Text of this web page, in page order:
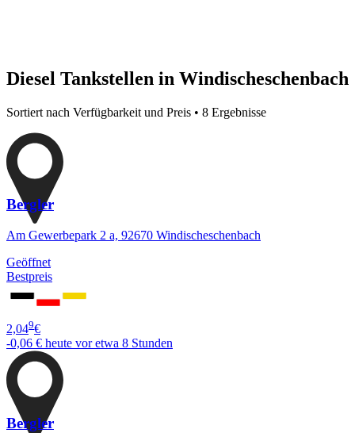
Diesel Tankstellen in Windischeschenbach
Sortiert nach Verfügbarkeit und Preis • 8 Ergebnisse
Bergler
Am Gewerbepark 2 a, 92670 Windischeschenbach
Geöffnet
Bestpreis
2,049€
-0,06 € heute vor etwa 8 Stunden
Bergler